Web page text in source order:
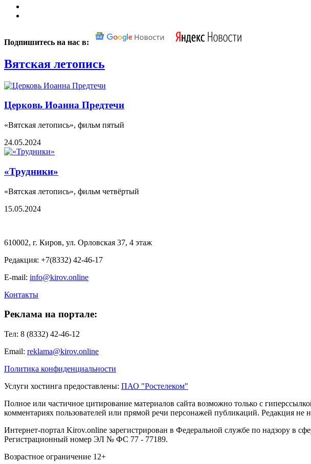
Подпишитесь на нас в:
Вятская летопись
Церковь Иоанна Предтечи
«Вятская летопись», фильм пятый
24.05.2024
«Трудники»
«Вятская летопись», фильм четвёртый
15.05.2024
610002, г. Киров, ул. Орловская 37, 4 этаж
Редакция: +7(8332) 42-46-17
E-mail: info@kirov.online
Контакты
Реклама на портале:
Тел: 8 (8332) 42-46-12
Email: reklama@kirov.online
Политика конфиденциальности
Услуги хостинга предоставлены: ПАО "Ростелеком"
Полное или частичное цитирование материалов сайта возможно только с
комментариях пользователей или прямой речи персонажей публикаций. Редакция не
Интернет-портал Kirov.online зарегистрирован в Федеральной службе по надзору в
Регистрационный номер ЭЛ № ФС 77 - 77189.
Возрастное ограничение 12+